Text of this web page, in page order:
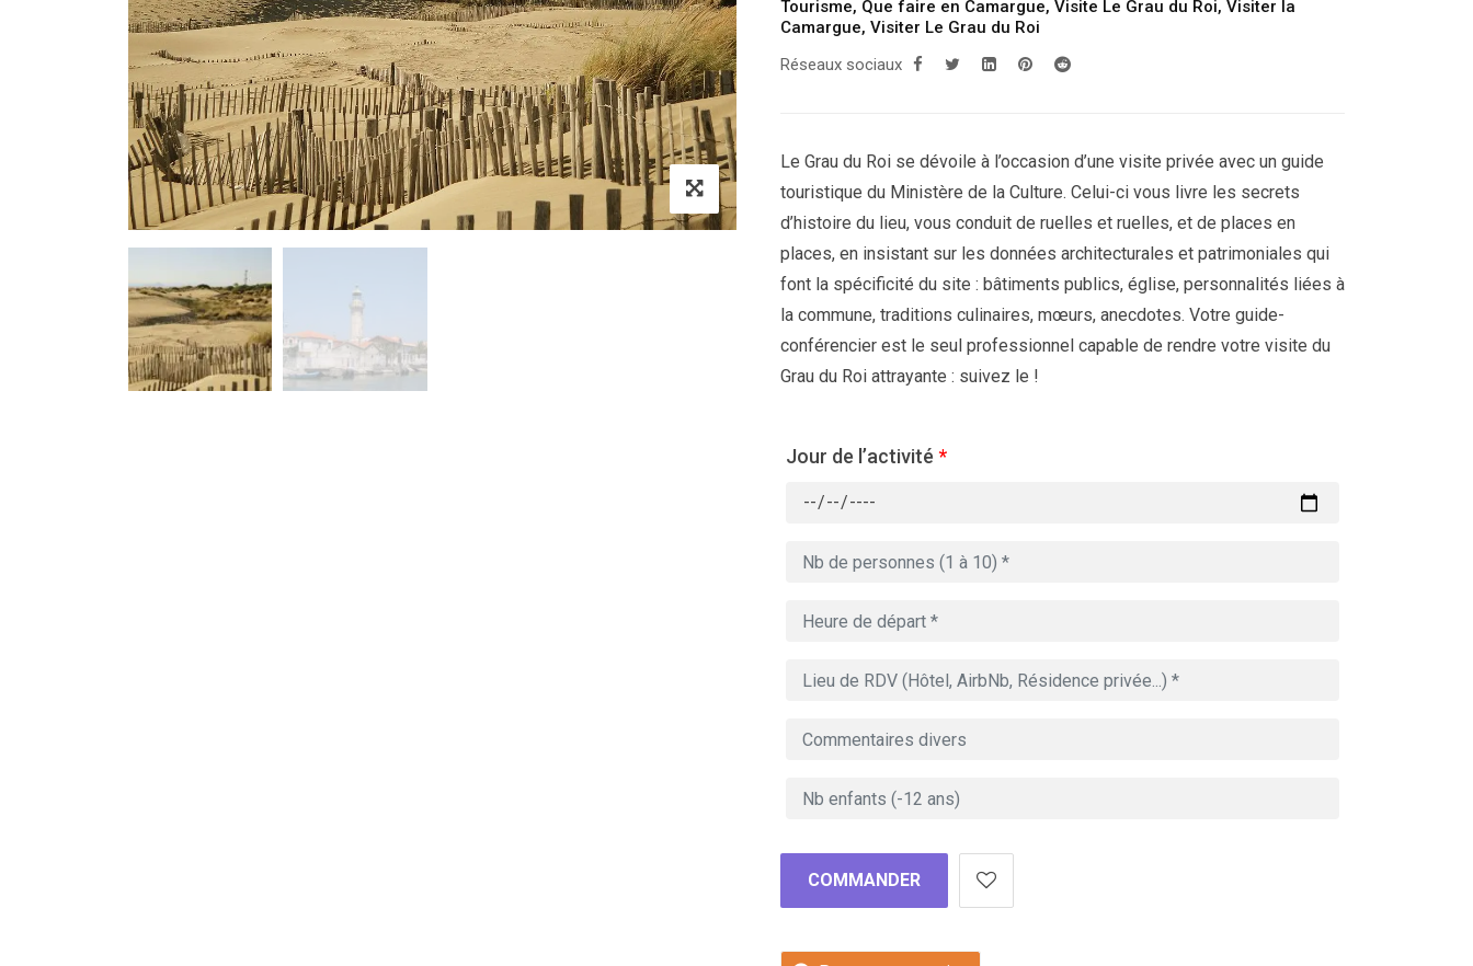
Tourisme, Que faire en Camargue, Visite Le Grau du Roi, Visiter la
Camargue, Visiter Le Grau du Roi
Réseaux sociaux
Le Grau du Roi se dévoile à l’occasion d’une visite privée avec un guide
touristique du Ministère de la Culture. Celui-ci vous livre les secrets
d’histoire du lieu, vous conduit de ruelles et ruelles, et de places en
places, en insistant sur les données architecturales et patrimoniales qui
font la spécificité du site : bâtiments publics, église, personnalités liées à
la commune, traditions culinaires, mœurs, anecdotes. Votre guide-
conférencier est le seul professionnel capable de rendre votre visite du
Grau du Roi attrayante : suivez le !
Jour de l’activité *
COMMANDER